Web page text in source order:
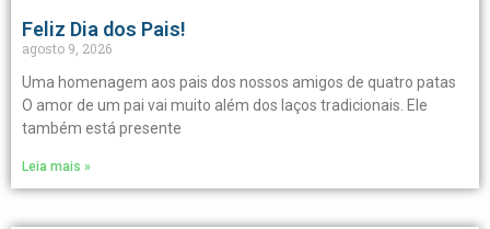
Feliz Dia dos Pais!
agosto 9, 2026
Uma homenagem aos pais dos nossos amigos de quatro patas
O amor de um pai vai muito além dos laços tradicionais. Ele
também está presente
Leia mais »